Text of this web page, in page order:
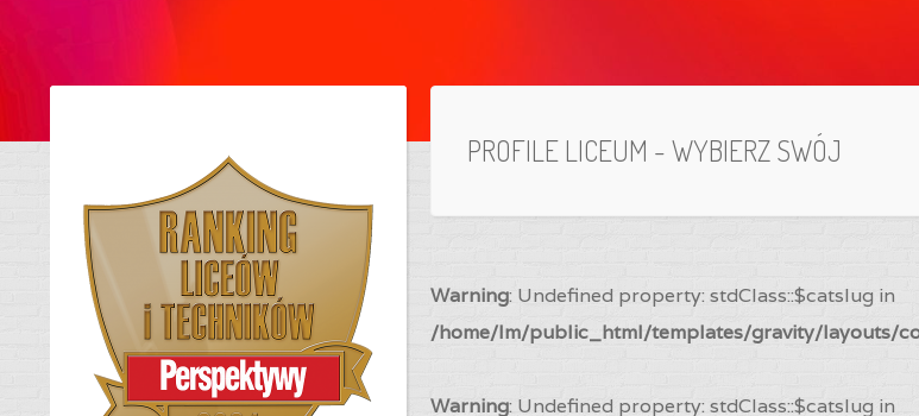
PROFILE LICEUM - WYBIERZ SWÓJ
Warning: Undefined property: stdClass::$catslug in
/home/lm/public_html/templates/gravity/layouts/
Warning: Undefined property: stdClass::$catslug in